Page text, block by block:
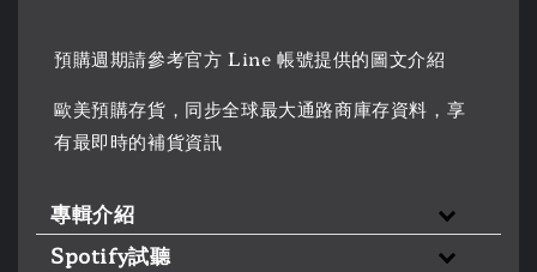
預購週期請參考官方 Line 帳號提供的圖文介紹
歐美預購存貨，同步全球最大通路商庫存資料，享
有最即時的補貨資訊
專輯介紹
Spotify試聽